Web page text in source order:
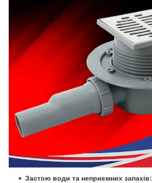
Застою води та неприємних запахів: